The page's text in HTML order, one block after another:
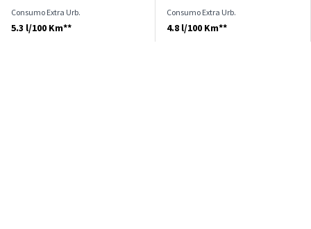
Consumo Extra Urb.
5.3 l/100 Km**
Consumo Extra Urb.
4.8 l/100 Km**